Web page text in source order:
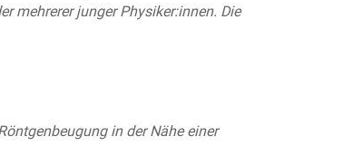
mehrerer junger Physiker:innen. Die
in der Nähe einer